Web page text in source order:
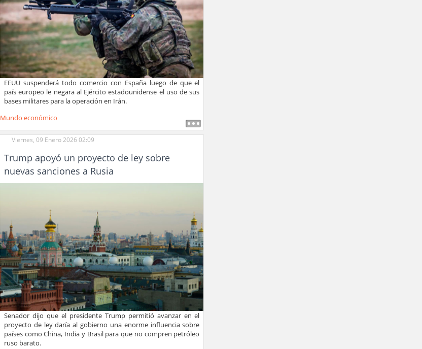
EEUU suspenderá todo comercio con España luego de que el
país europeo le negara al Ejército estadounidense el uso de sus
bases militares para la operación en Irán.
Mundo económico
Viernes, 09 Enero 2026 02:09
Trump apoyó un proyecto de ley sobre
nuevas sanciones a Rusia
Senador dijo que el presidente Trump permitió avanzar en el
proyecto de ley daría al gobierno una enorme influencia sobre
países como China, India y Brasil para que no compren petróleo
ruso barato.